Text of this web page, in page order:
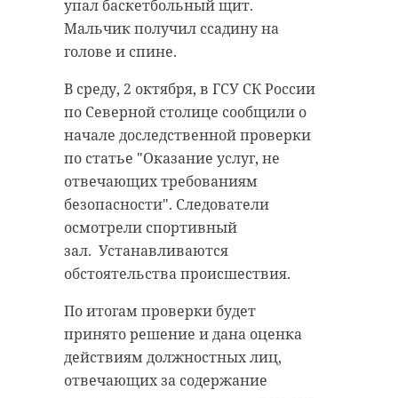
упал баскетбольный щит.
Мальчик получил ссадину на
голове и спине.
В среду, 2 октября, в ГСУ СК России
по Северной столице сообщили о
начале доследственной проверки
по статье "Оказание услуг, не
отвечающих требованиям
безопасности". Следователи
осмотрели спортивный
зал. Устанавливаются
обстоятельства происшествия.
По итогам проверки будет
принято решение и дана оценка
действиям должностных лиц,
отвечающих за содержание
енотовидная собака поспешила
удалиться. Видео со зверем
опубликовали в социальных сетях
очевидцы.
Как рассказали в среду, 2 октября,
в Северо-Западном Управлении
Росприроднадзора, енотовидные
собаки, также известные как
тануки или енотки, давно обитают
в Ленинградской области. Первые
особи были выпущены здесь в
1936 году, с тех пор они
распространились по всему
Осенью енотовидные собаки
нагуливают подкожный жир
установили скамейки и городские
качели, а также деревянные
Благоустройство ведут в рамках
нацпроекта "Жилье и городская
среда".
Ранее проект обновления парка в
Сосновом Бору победил во
всероссийском конкурсе.